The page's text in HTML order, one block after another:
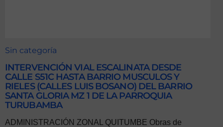
Sin categoría
INTERVENCIÓN VIAL ESCALINATA DESDE
CALLE S51C HASTA BARRIO MUSCULOS Y
RIELES (CALLES LUIS BOSANO) DEL BARRIO
SANTA GLORIA MZ 1 DE LA PARROQUIA
TURUBAMBA
ADMINISTRACIÓN ZONAL QUITUMBE Obras de